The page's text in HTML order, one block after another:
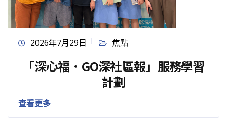
2026年7月29日 焦點
「深心福．GO深社區報」服務學習
計劃
查看更多